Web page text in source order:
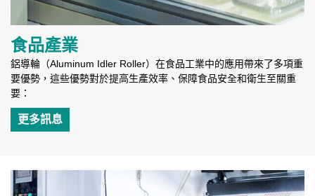
食品產業
鋁導輪（Aluminum Idler Roller）在食品工業中的應用帶來了多項重
要優勢，這些優勢對於提高生產效率、保障食品安全和衛生至關重
要：
更多訊息